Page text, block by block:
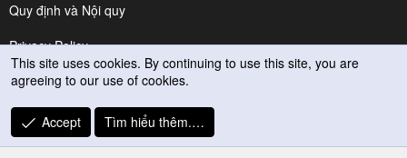
Quy định và Nội quy
Privacy Policy
Trợ giúp
R
S
This site uses cookies. By continuing to use this site, you are
agreeing to our use of cookies.
Accept Tìm hiểu thêm.…